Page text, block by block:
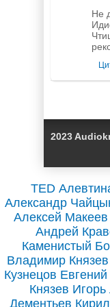
Не
2023
TED
Александр
Алексей Макеев
Андрей
Каменистый
Владимир Князев
Кузнецов
Князев Игорь
Дементьев